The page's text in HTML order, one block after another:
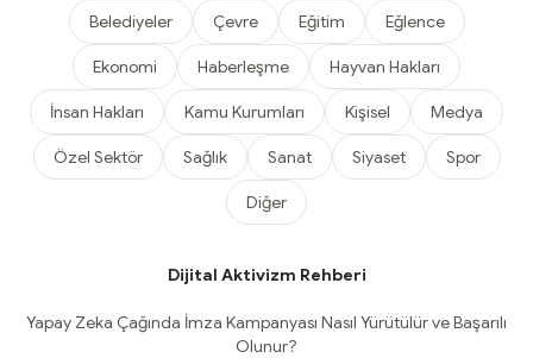
Belediyeler Çevre Eğitim Eğlence
Ekonomi Haberleşme Hayvan Hakları
İnsan Hakları Kamu Kurumları Kişisel Medya
Özel Sektör Sağlık Sanat Siyaset Spor
Diğer
Dijital Aktivizm Rehberi
Yapay Zeka Çağında İmza Kampanyası Nasıl Yürütülür ve Başarılı
Olunur?